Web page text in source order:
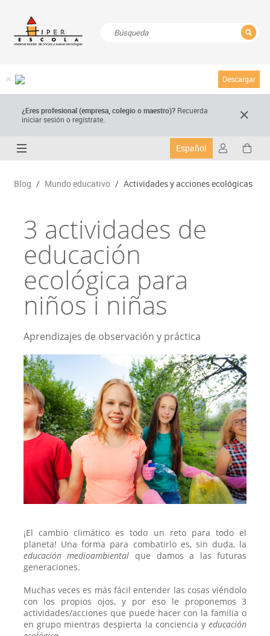
Descargar
¿Eres profesional (empresa, colegio o maestro)? Recuerda
iniciar sesión o regístrate.
Español
Blog / Mundo educativo / Actividades y acciones ecológicas
3 actividades de
educación
ecológica para
niños i niñas
Aprendizajes de observación y práctica
¡El cambio climático es todo un reto para todo el
planeta! Una forma para combatirlo es, sin duda, la
educación medioambiental que damos a las futuras
generaciones.
Muchas veces es más fácil entender las cosas viéndolo
con los propios ojos, y por eso le proponemos 3
actividades/acciones que puede hacer con la familia o
en grupo mientras despierta la conciencia yeducación